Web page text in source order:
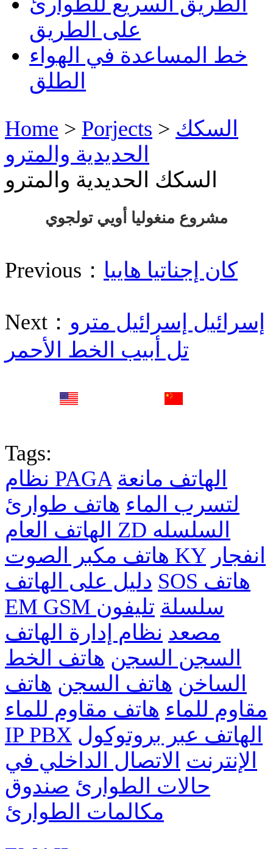
على الطريق
خط المساعدة في الهواء
الطلق
Home > Porjects > السكك
الحديدية والمترو
السكك الحديدية والمترو
مشروع منغوليا أويي تولجوي
Previous： كان إجناتيا هاييا
Next： إسرائيل إسرائيل مترو
تل أبيب الخط الأحمر
Tags:
نظام PAGA الهاتف مانعة
لتسرب الماء هاتف طوارئ
الهاتف العام ZD السلسله
هاتف مكبر الصوت KY انفجار
دليل على الهاتف SOS هاتف
EM GSM سلسلة تليفون
مصعد نظام إدارة الهاتف
السجن السجن هاتف الخط
الساخن هاتف السجن هاتف
مقاوم للماء هاتف مقاوم للماء
IP PBX الهاتف عبر بروتوكول
الإنترنت
الاتصال الداخلي في
حالات الطوارئ صندوق
مكالمات الطوارئ